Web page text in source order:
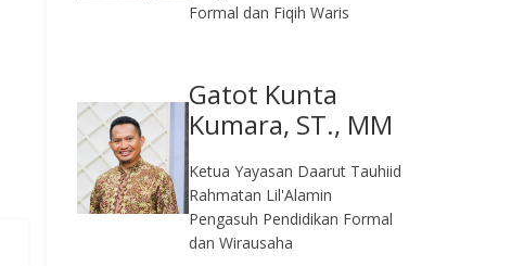
Formal dan Fiqih Waris
Gatot Kunta
Kumara, ST., MM
Ketua Yayasan Daarut Tauhiid
Rahmatan Lil'Alamin
Pengasuh Pendidikan Formal
dan Wirausaha